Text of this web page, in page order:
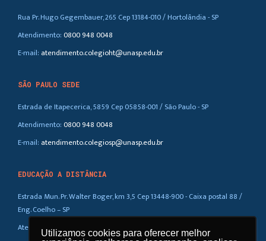
Utilizamos cookies para oferecer melhor
Utilizamos cookies para oferecer melhor
Rua Pr. Hugo Gegembauer, 265 Cep 13184-010 / Hortolândia - SP
Atendimento:0800 948 0048
E-mail: atendimento.colegioht@unasp.edu.br
SÃO PAULO SEDE
Estrada de Itapecerica, 5859 Cep 05858-001 / São Paulo - SP
Atendimento:0800 948 0048
E-mail: atendimento.colegiosp@unasp.edu.br
EDUCAÇÃO A DISTÂNCIA
Estrada Mun. Pr. Walter Boger, km 3,5 Cep 13448-900 - Caixa postal 88 /
Eng. Coelho – SP
Atendimento:
0800 948 0048